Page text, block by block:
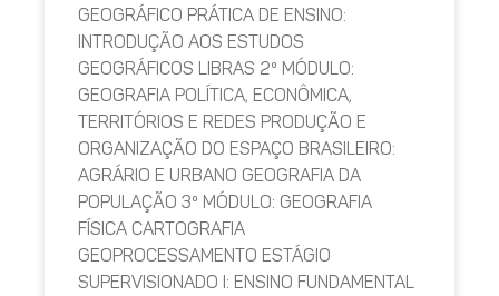
GEOGRÁFICO PRÁTICA DE ENSINO:
INTRODUÇÃO AOS ESTUDOS
GEOGRÁFICOS LIBRAS 2º MÓDULO:
GEOGRAFIA POLÍTICA, ECONÔMICA,
TERRITÓRIOS E REDES PRODUÇÃO E
ORGANIZAÇÃO DO ESPAÇO BRASILEIRO:
AGRÁRIO E URBANO GEOGRAFIA DA
POPULAÇÃO 3º MÓDULO: GEOGRAFIA
FÍSICA CARTOGRAFIA
GEOPROCESSAMENTO ESTÁGIO
SUPERVISIONADO I: ENSINO FUNDAMENTAL